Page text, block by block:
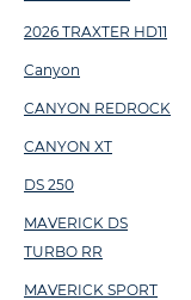
2026 TRAXTER HD11
Canyon
CANYON REDROCK
CANYON XT
DS 250
MAVERICK DS
TURBO RR
MAVERICK SPORT